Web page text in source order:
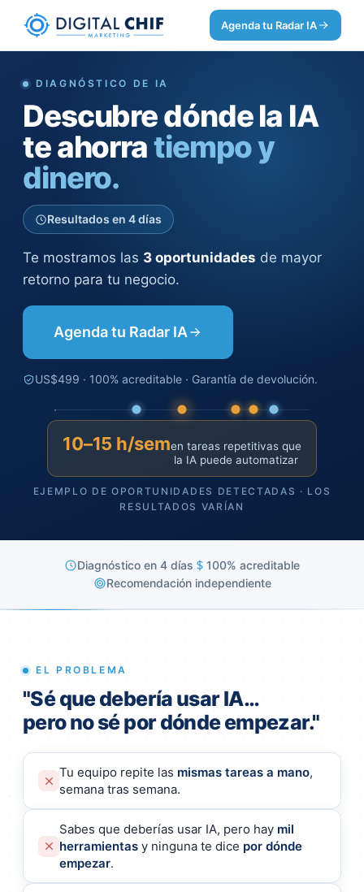
Agenda tu Radar IA
DIAGNÓSTICO DE IA
Descubre dónde la IA
te ahorratiempo y
dinero.
Resultados en 4 días
Te mostramos las 3 oportunidades de mayor
retorno para tu negocio.
Agenda tu Radar IA
US$499 · 100% acreditable · Garantía de devolución.
10–15 h/semen tareas repetitivas que
la IA puede automatizar
EJEMPLO DE OPORTUNIDADES DETECTADAS · LOS
RESULTADOS VARÍAN
Diagnóstico en 4 días
100% acreditable
Recomendación independiente
EL PROBLEMA
"Sé que debería usar IA…
pero no sé por dónde empezar."
Tu equipo repite las mismas tareas a mano,
semana tras semana.
Sabes que deberías usar IA, pero hay mil
herramientas y ninguna te dice por dónde
empezar.